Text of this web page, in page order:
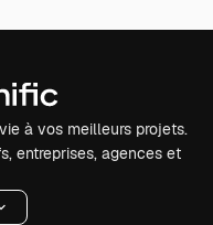
à vos meilleurs projets.
entreprises, agences et